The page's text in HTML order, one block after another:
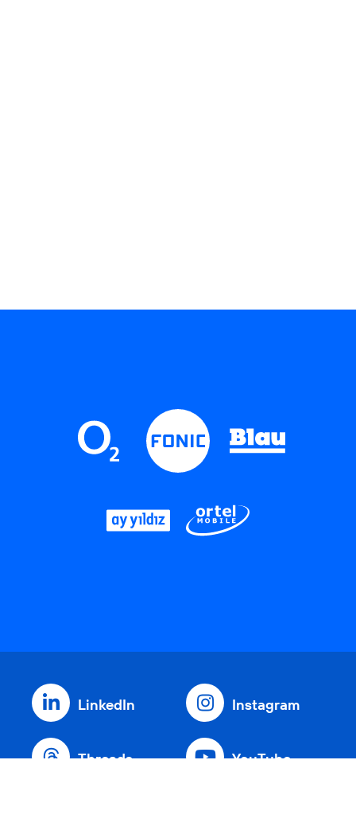
LinkedIn Instagram
Threads YouTube